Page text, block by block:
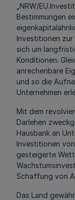
„NRW/
Bestimmungen
Investitionen zur
sich um
Konditionen.
anrechenbare
und so die
Unternehmen
Mit dem
Darlehen
Hausbank an
Investitionen
gesteigerte
Schaffung von
Das Land